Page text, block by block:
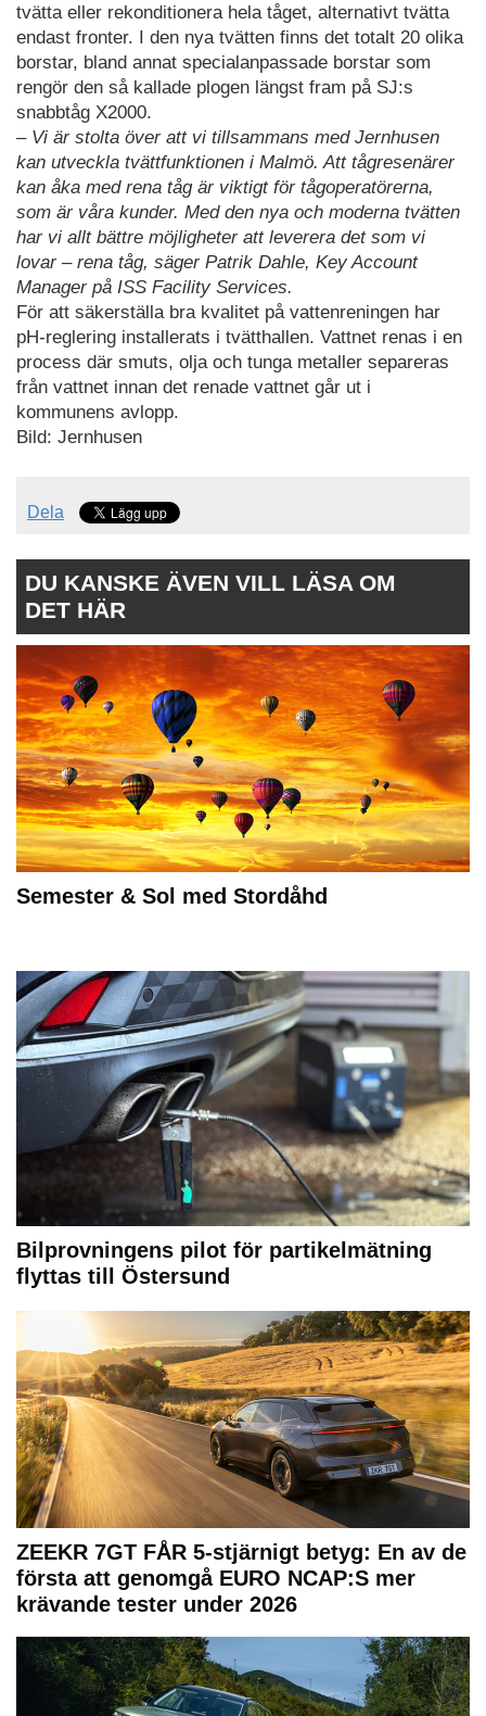
tvätta eller rekonditionera hela tåget, alternativt tvätta
endast fronter. I den nya tvätten finns det totalt 20 olika
borstar, bland annat specialanpassade borstar som
rengör den så kallade plogen längst fram på SJ:s
snabbtåg X2000.
– Vi är stolta över att vi tillsammans med Jernhusen
kan utveckla tvättfunktionen i Malmö. Att tågresenärer
kan åka med rena tåg är viktigt för tågoperatörerna,
som är våra kunder. Med den nya och moderna tvätten
har vi allt bättre möjligheter att leverera det som vi
lovar – rena tåg, säger Patrik Dahle, Key Account
Manager på ISS Facility Services.
För att säkerställa bra kvalitet på vattenreningen har
pH-reglering installerats i tvätthallen. Vattnet renas i en
process där smuts, olja och tunga metaller separeras
från vattnet innan det renade vattnet går ut i
kommunens avlopp.
Bild: Jernhusen
Dela
DU KANSKE ÄVEN VILL LÄSA OM
DET HÄR
Semester & Sol med Stordåhd
Bilprovningens pilot för partikelmätning
flyttas till Östersund
ZEEKR 7GT FÅR 5-stjärnigt betyg: En av de
första att genomgå EURO NCAP:S mer
krävande tester under 2026